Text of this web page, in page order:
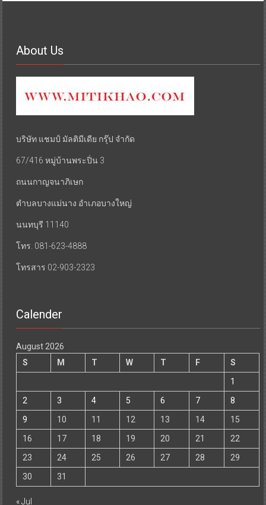
About Us
บริษัท แชมป์ มัลติมีเดีย กรุ๊ป จำกัด
67/416 หมู่บ้านพระปิ่น 3
ถนนกาญจนาภิเษก
ตำบลบางแม่นาง อำเภอบางใหญ่
นนทบุรี 11140
โทร. 081-623-4888
โทรสาร 02-903-2323
Calender
August 2026
S
M T W T F
S
1
2
3 4 5 6 7
8
9
10 11 12 13 14
15
16
17 18 19 20 21
22
23
24 25 26 27 28
29
30
31
« Jul